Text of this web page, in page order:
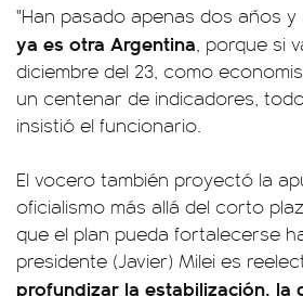
"Han pasado apenas dos años y
ya es otra Argentina, porque si
diciembre del 23, como
un centenar de indicadores,
insistió el funcionario.
El vocero también proyectó la
oficialismo más allá del corto
que el plan pueda fortalecerse
presidente (Javier) Milei es
profundizar la estabilización, la